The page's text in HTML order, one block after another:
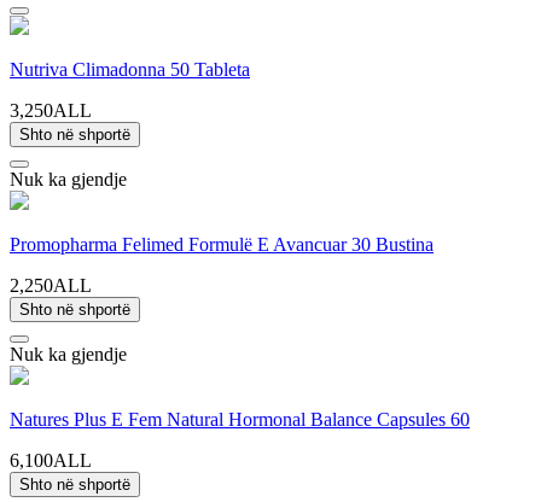
Nutriva Climadonna 50 Tableta
3,250ALL
Shto në shportë
Nuk ka gjendje
Promopharma Felimed Formulë E Avancuar 30 Bustina
2,250ALL
Shto në shportë
Nuk ka gjendje
Natures Plus E Fem Natural Hormonal Balance Capsules 60
6,100ALL
Shto në shportë